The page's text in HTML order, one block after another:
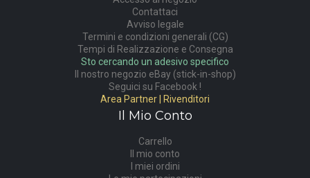
Contattaci
Avviso legale
Termini e condizioni generali (CG)
Tempi di Realizzazione e Consegna
Sto cercando un adesivo specifico
Il nostro negozio eBay (stick-in-shop)
Seguici su Facebook !
Area Partner | Rivenditori
Il Mio Conto
Carrello
Il mio conto
I miei ordini